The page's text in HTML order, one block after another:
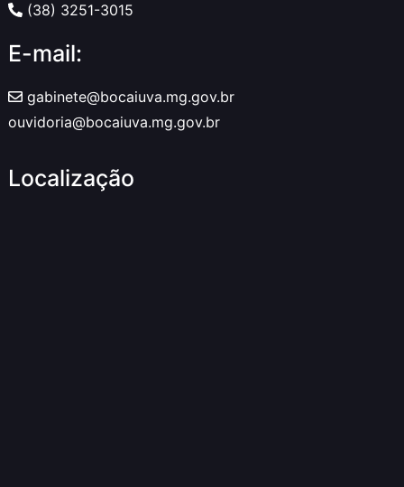
(38) 3251-3015
E-mail:
gabinete@bocaiuva.mg.gov.br
ouvidoria@bocaiuva.mg.gov.br
Localização